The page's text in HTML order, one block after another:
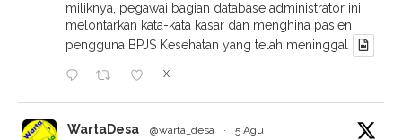
miliknya, pegawai bagian database administrator ini
melontarkan kata-kata kasar dan menghina pasien
pengguna BPJS Kesehatan yang telah meninggal
X
WartaDesa @warta_desa · 5 Agu